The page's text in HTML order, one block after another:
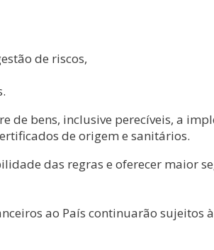
de riscos,
bens, inclusive perecíveis, a
de origem e sanitários.
das regras e oferecer maior
ao País continuarão sujeitos